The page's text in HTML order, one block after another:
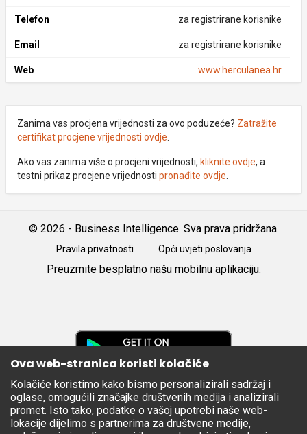
Telefon za registrirane korisnike
Email za registrirane korisnike
Web www.herculanea.hr
Zanima vas procjena vrijednosti za ovo poduzeće? Zatražite
certifikat procjene vrijednosti ovdje
Ako vas zanima više o procjeni vrijednosti, kliknite ovdje, a
testni prikaz procjene vrijednosti pronađite ovdje
© 2026 - Business Intelligence. Sva prava pridržana.
Pravila privatnosti Opći uvjeti poslovanja
Preuzmite besplatno našu mobilnu aplikaciju:
Apple
Store
Ova web-stranica koristi kolačiće
Kolačiće koristimo kako bismo personalizirali sadržaj i
oglase, omogućili značajke društvenih medija i analizirali
promet. Isto tako, podatke o vašoj upotrebi naše web-
lokacije dijelimo s partnerima za društvene medije,